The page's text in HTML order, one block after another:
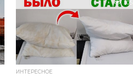
305
ИНТЕРЕСНОЕ